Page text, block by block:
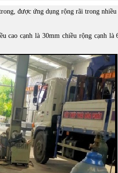
được ứng dụng rộng rãi trong
cao cạnh là 30mm chiều rộng cạnh là